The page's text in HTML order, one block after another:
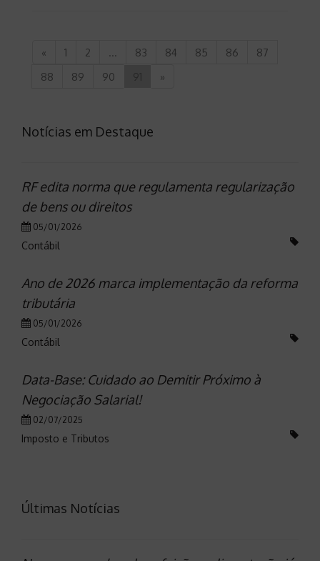
« 1 2 ... 83 84 85 86
87
88
89 90 »
Notícias em Destaque
RF edita norma que regulamenta regularização
de bens ou direitos
05/01/2026
Contábil
Ano de 2026 marca implementação da reforma
tributária
05/01/2026
Contábil
Data-Base: Cuidado ao Demitir Próximo à
Negociação Salarial!
02/07/2025
Imposto e Tributos
Últimas Notícias